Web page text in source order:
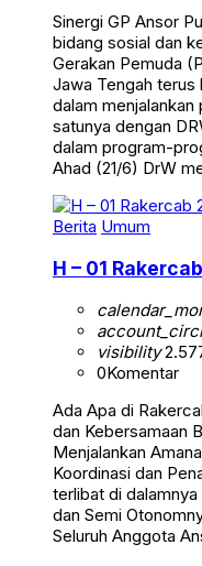
Sinergi GP Ansor
bidang sosial dan
Gerakan Pemuda
Jawa Tengah
dalam menjalankan
satunya dengan
dalam program-
Ahad (21/6) DrW
Berita Umum
H – 01
visibility
0Komentar
Ada Apa di
dan Kebersamaan
Menjalankan
Koordinasi dan
terlibat di dalamnya
dan Semi
Seluruh Anggota